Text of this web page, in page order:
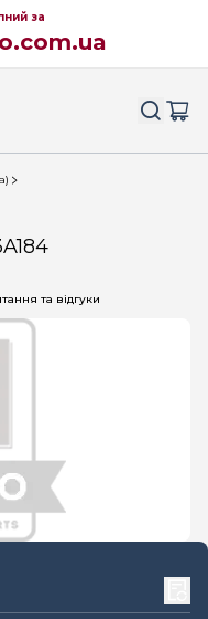
за
та відгуки